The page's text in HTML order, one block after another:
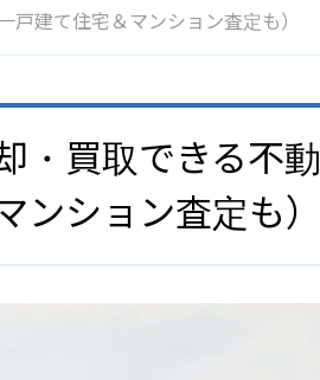
建て住宅＆マンション査定も）
・買取できる不動
ション査定も）